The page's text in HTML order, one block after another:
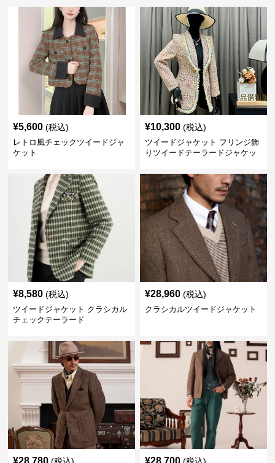
¥5,600 (税込)
レトロ風チェックツイードジャ
ケット
¥10,300 (税込)
ツイードジャケット フリンジ飾
りツイードテーラードジャケッ
¥8,580 (税込)
ツイードジャケット クラシカル
チェックテーラード
¥28,960 (税込)
クラシカルツイードジャケット
¥28,780 ¥28,700